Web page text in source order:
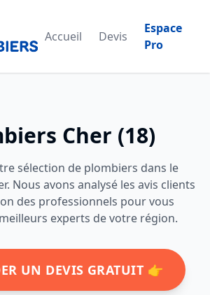
Accueil Devis
Espace
Pro
Cher (18)
sélection de plombiers dans le
Nous avons analysé les avis clients
des professionnels pour vous
experts de votre région.
UN DEVIS GRATUIT 👉